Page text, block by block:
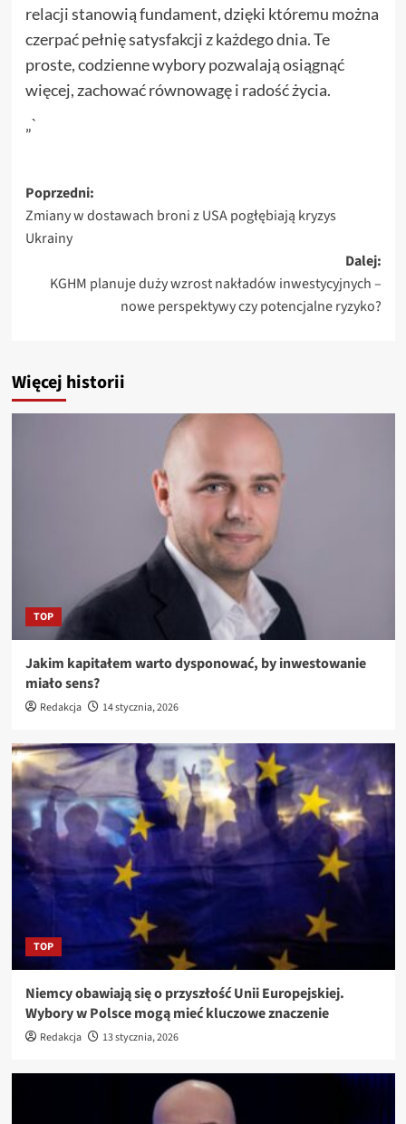
relacji stanowią fundament, dzięki któremu można
czerpać pełnię satysfakcji z każdego dnia. Te
proste, codzienne wybory pozwalają osiągnąć
więcej, zachować równowagę i radość życia.
„`
Zobacz
wpisy
Poprzedni:
Zmiany w dostawach broni z USA pogłębiają kryzys
Ukrainy
Dalej:
KGHM planuje duży wzrost nakładów inwestycyjnych –
nowe perspektywy czy potencjalne ryzyko?
Więcej historii
TOP
Jakim kapitałem warto dysponować, by inwestowanie
miało sens?
Redakcja 14 stycznia, 2026
TOP
Niemcy obawiają się o przyszłość Unii Europejskiej.
Wybory w Polsce mogą mieć kluczowe znaczenie
Redakcja 13 stycznia, 2026